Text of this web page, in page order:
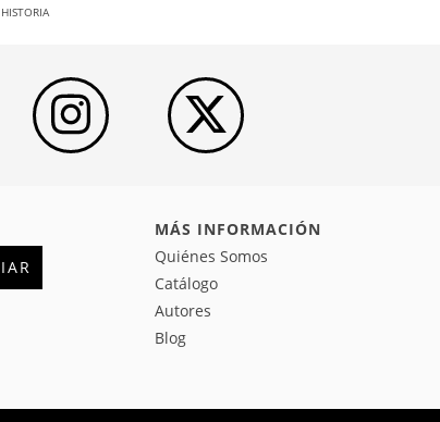
HISTORIA
MÁS INFORMACIÓN
Quiénes Somos
Catálogo
Autores
Blog